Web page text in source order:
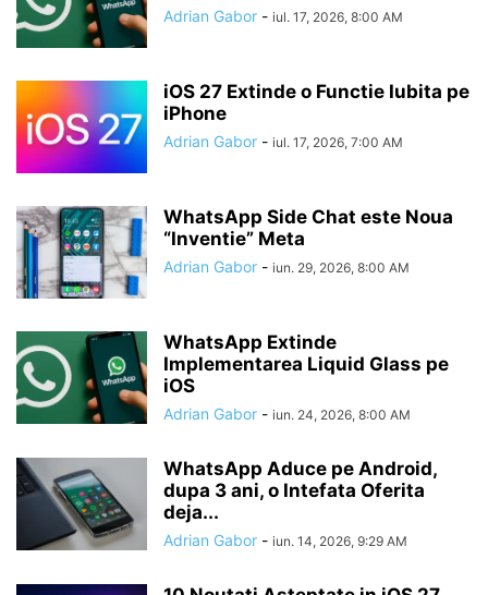
Adrian Gabor - iul. 17, 2026, 8:00 AM
iOS 27 Extinde o Functie Iubita pe
iPhone
Adrian Gabor - iul. 17, 2026, 7:00 AM
WhatsApp Side Chat este Noua
“Inventie” Meta
Adrian Gabor - iun. 29, 2026, 8:00 AM
WhatsApp Extinde
Implementarea Liquid Glass pe
iOS
Adrian Gabor - iun. 24, 2026, 8:00 AM
WhatsApp Aduce pe Android,
dupa 3 ani, o Intefata Oferita
deja...
Adrian Gabor - iun. 14, 2026, 9:29 AM